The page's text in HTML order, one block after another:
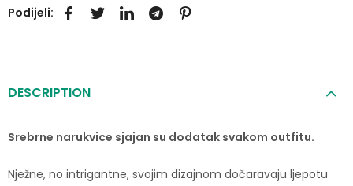
Podijeli:
DESCRIPTION
Srebrne narukvice sjajan su dodatak svakom outfitu.
Nježne, no intrigantne, svojim dizajnom dočaravaju ljepotu